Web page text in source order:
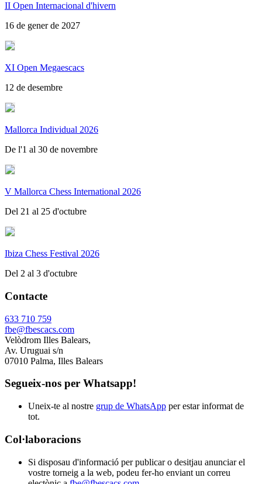
II Open Internacional d'hivern
16 de gener de 2027
XI Open Megaescacs
12 de desembre
Mallorca Individual 2026
De l'1 al 30 de novembre
V Mallorca Chess International 2026
Del 21 al 25 d'octubre
Ibiza Chess Festival 2026
Del 2 al 3 d'octubre
Contacte
633 710 759
fbe@fbescacs.com
Velòdrom Illes Balears,
Av. Uruguai s/n
07010 Palma, Illes Balears
Segueix-nos per Whatsapp!
Uneix-te al nostre grup de WhatsApp per estar informat de
tot.
Col·laboracions
Si disposau d'informació per publicar o desitjau anunciar el
vostre torneig a la web, podeu fer-ho enviant un correu